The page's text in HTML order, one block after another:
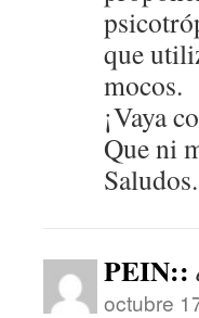
que
mocos.
¡Vaya
Que ni
Saludos.
PEIN::
octubre